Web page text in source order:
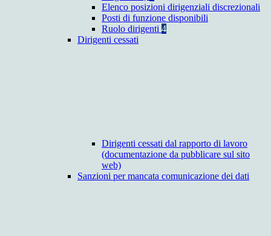
Elenco posizioni dirigenziali discrezionali
Posti di funzione disponibili
Ruolo dirigenti 4
Dirigenti cessati
Dirigenti cessati dal rapporto di lavoro
(documentazione da pubblicare sul sito
web)
Sanzioni per mancata comunicazione dei dati